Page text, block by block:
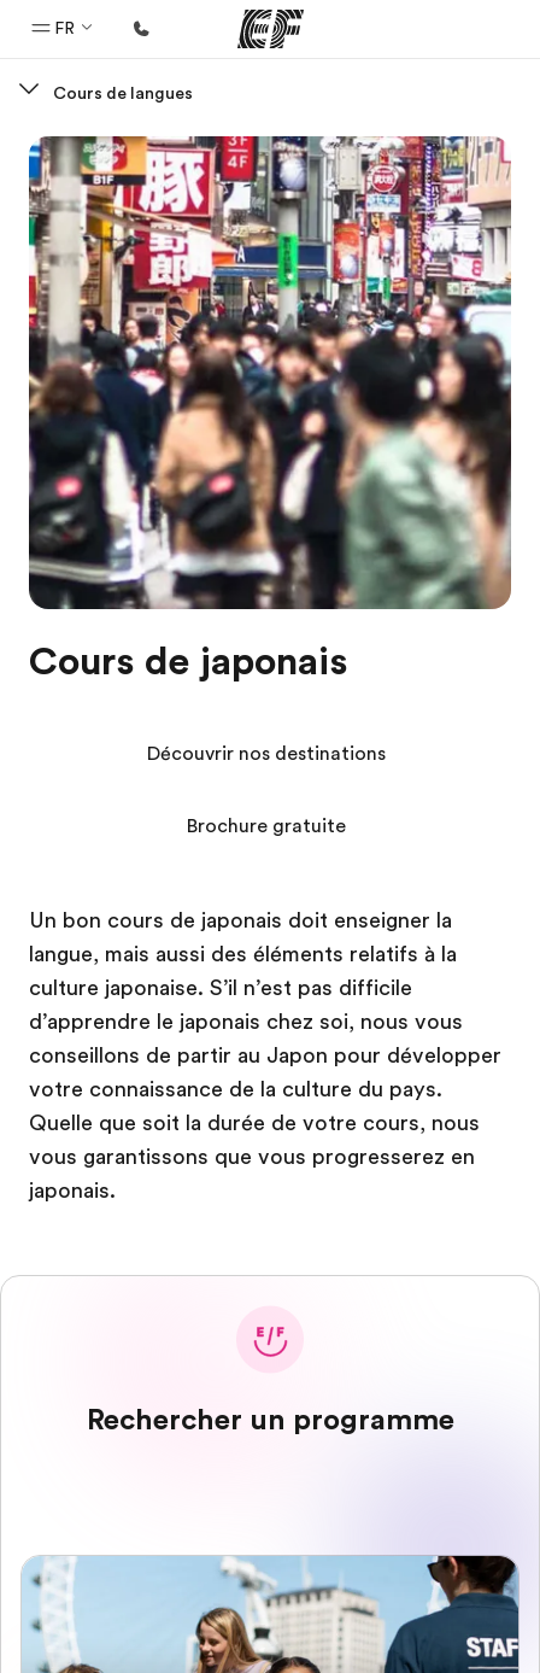
FR
Bienvenue chez EF
Programmes
Nos offres
Bureaux
Trouver un bureau
A propos de nous
Qui sommes-nous ?
EF recrute
Rejoignez nos équipes
Cours de langues
Cours de japonais
Un bon cours de japonais doit enseigner la
langue, mais aussi des éléments relatifs à la
culture japonaise. S’il n’est pas difficile
d’apprendre le japonais chez soi, nous vous
conseillons de partir au Japon pour développer
votre connaissance de la culture du pays.
Quelle que soit la durée de votre cours, nous
vous garantissons que vous progresserez en
japonais.
Découvrir nos destinations
Brochure gratuite
Rechercher un programme